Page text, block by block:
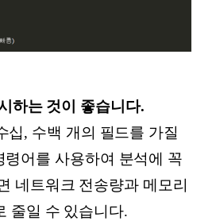
하는 것이 좋습니다.
십, 수백 개의 필드를 가질
령어를 사용하여 분석에 꼭
네트워크 전송량과 메모리
줄일 수 있습니다.